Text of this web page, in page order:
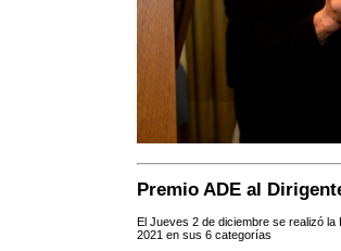
Premio ADE al
El Jueves 2 de diciembre se realizó
2021 en sus 6 categorías